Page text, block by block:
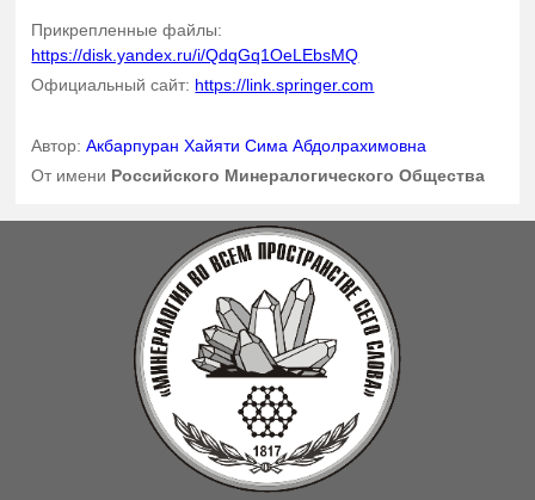
Прикрепленные файлы:
https://disk.yandex.ru/i/QdqGq1OeLEbsMQ
Официальный сайт: https://link.springer.com
Автор:Акбарпуран Хайяти Сима Абдолрахимовна
От имени Российского Минералогического Общества